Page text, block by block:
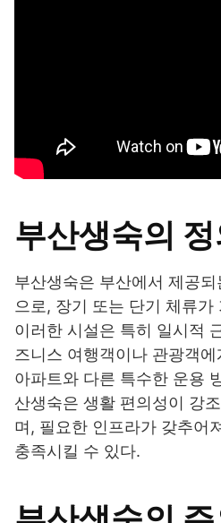
부산생숙의 정
부산생숙은 부산에서 제공
으로, 장기 또는 단기 체류
이러한 시설은 특히 일시적
즈니스 여행객이나 관광객
아파트와 다른 특수한 운용
산생숙은 생활 편의성이 강
며, 필요한 인프라가 갖추어
충족시킬 수 있다.